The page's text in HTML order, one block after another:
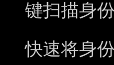
键扫描身
快速将身